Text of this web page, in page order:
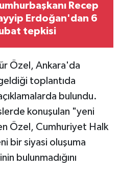
Recep
Erdoğan'dan 6
tepkisi
Özel, Ankara'da
toplantıda
bulundu.
konuşulan "yeni
Özel, Cumhuriyet Halk
bir siyasi oluşuma
bulunmadığını